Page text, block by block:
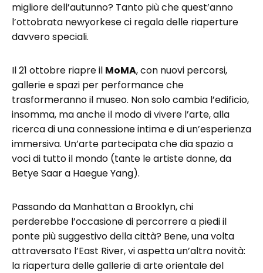
migliore dell’autunno? Tanto più che quest’anno
l’ottobrata newyorkese ci regala delle riaperture
davvero speciali.
Il 21 ottobre riapre il MoMA, con nuovi percorsi,
gallerie e spazi per performance che
trasformeranno il museo. Non solo cambia l’edificio,
insomma, ma anche il modo di vivere l’arte, alla
ricerca di una connessione intima e di un’esperienza
immersiva. Un’arte partecipata che dia spazio a
voci di tutto il mondo (tante le artiste donne, da
Betye Saar a Haegue Yang).
Passando da Manhattan a Brooklyn, chi
perderebbe l’occasione di percorrere a piedi il
ponte più suggestivo della città? Bene, una volta
attraversato l’East River, vi aspetta un’altra novità:
la riapertura delle gallerie di arte orientale del